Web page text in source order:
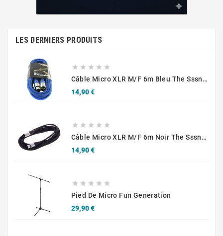
LES DERNIERS PRODUITS
    
Câble Micro XLR M/F 6m Bleu The Sssnake SM6BL
14,90 €Prix
    
Câble Micro XLR M/F 6m Noir The Sssnake SM6BK
14,90 €Prix
    
Pied De Micro Fun Generation
29,90 €Prix